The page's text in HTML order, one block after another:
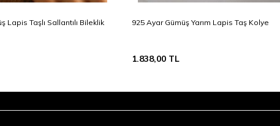
Lapis Taşlı Sallantılı Bileklik 925 Ayar Gümüş Yarım Lapis Taş Kolye
1.838,00 TL